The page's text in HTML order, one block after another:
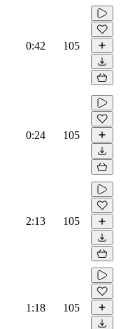
0:42 105
0:24 105
2:13 105
1:18 105